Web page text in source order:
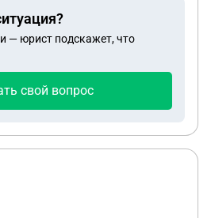
приходить по месту
наркологу каждый месяц в
даже не обратил внимания на
что что я больше нигде
проживаю. Подскажите
навождение автомобиля.
— юрист подскажет, что
свой вопрос